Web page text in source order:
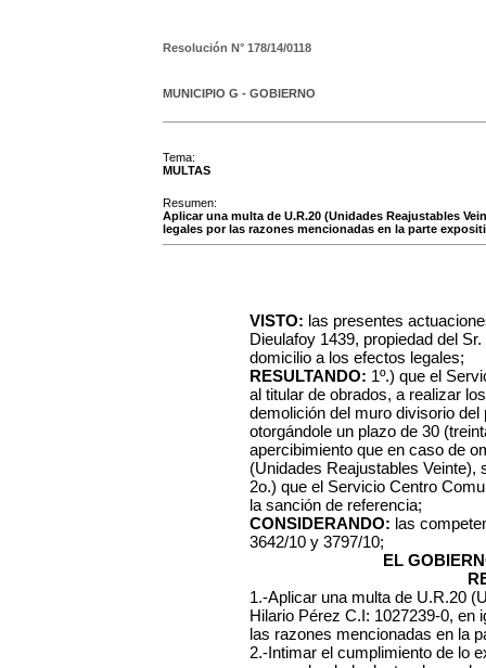
Resolución N° 178/14/0118
MUNICIPIO G - GOBIERNO
Tema:
MULTAS
Resumen:
Aplicar una multa de U.R.20 (Unidades Reajustables
legales por las razones mencionadas en la parte
VISTO: las presentes
Dieulafoy 1439, propiedad del
domicilio a los efectos legales;
RESULTANDO: 1º.) que el
al titular de obrados, a realizar
demolición del muro divisorio
otorgándole un plazo de 30
apercibimiento que en caso de
(Unidades Reajustables Veinte),
2o.) que el Servicio Centro
la sanción de referencia;
CONSIDERANDO: las
3642/10 y 3797/10;
EL
1.-Aplicar una multa de U.R.20
Hilario Pérez C.I: 1027239-0, en
las razones mencionadas en la
2.-Intimar el cumplimiento de lo